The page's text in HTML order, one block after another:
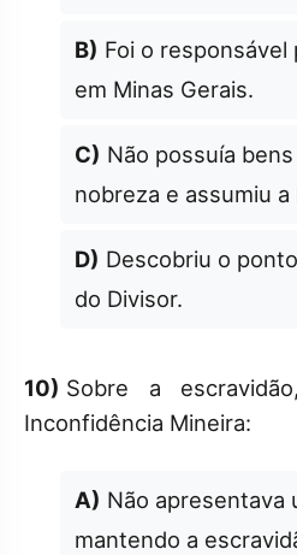
B) Foi o responsável
em Minas Gerais.
C) Não possuía
nobreza e assumiu a
D) Descobriu o
do Divisor.
10) Sobre a
Inconfidência Mineira:
A) Não apresentava
mantendo a